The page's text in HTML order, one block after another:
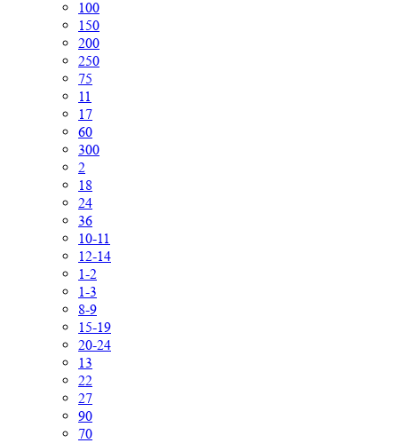
100
150
200
250
75
11
17
60
300
2
18
24
36
10-11
12-14
1-2
1-3
8-9
15-19
20-24
13
22
27
90
70